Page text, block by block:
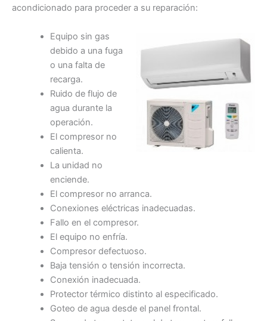
acondicionado para proceder a su reparación:
Equipo sin gas
debido a una fuga
o una falta de
recarga.
Ruido de flujo de
agua durante la
operación.
El compresor no
calienta.
La unidad no
enciende.
El compresor no arranca.
Conexiones eléctricas inadecuadas.
Fallo en el compresor.
El equipo no enfría.
Compresor defectuoso.
Baja tensión o tensión incorrecta.
Conexión inadecuada.
Protector térmico distinto al especificado.
Goteo de agua desde el panel frontal.